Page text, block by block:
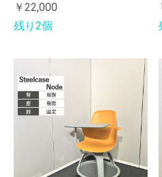
￥22,000
残り2個